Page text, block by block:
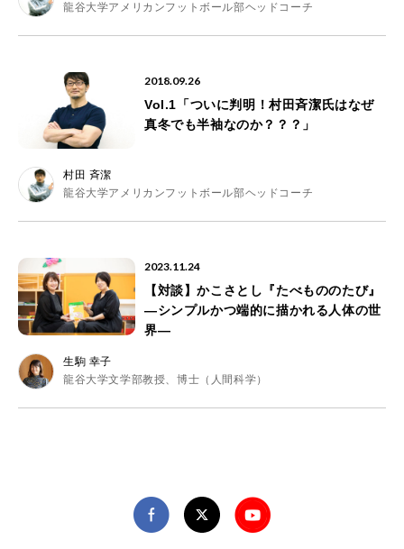
龍谷大学アメリカンフットボール部ヘッドコーチ
2018.09.26
Vol.1「ついに判明！村田斉潔氏はなぜ
真冬でも半袖なのか？？？」
村田 斉潔
龍谷大学アメリカンフットボール部ヘッドコーチ
2023.11.24
【対談】かこさとし『たべもののたび』
―シンプルかつ端的に描かれる人体の世
界―
生駒 幸子
龍谷大学文学部教授、博士（人間科学）